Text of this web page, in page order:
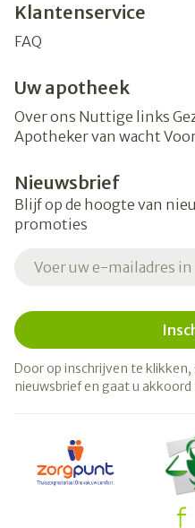
Klantenservice
FAQ
Uw apotheek
Over ons Nuttige links
Apotheker van wacht
Nieuwsbrief
Blijf op de hoogte van
promoties
Door op inschrijven te
nieuwsbrief en gaat u